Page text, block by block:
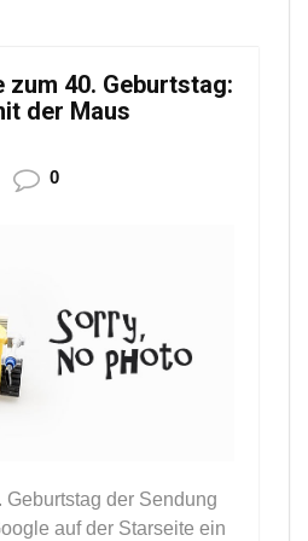
zum 40. Geburtstag:
der Maus
0
der Sendung
auf der Starseite ein